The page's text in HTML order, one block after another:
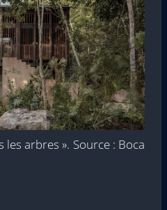
les arbres ». Source : Boca